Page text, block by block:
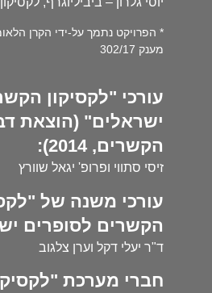
* הפרויקט נתמך על-ידי הקרן
מענק 302/17
עורכי "לקסיקון
ישראלים" (הוצאת
הקשרים, 2014):
זיסי סתווי ופרופ' יגאל שוורץ
עורכי משנה של
הקשרים לסופרים
ד"ר יעלי דקל וערן צלגוב
חברי מערכת